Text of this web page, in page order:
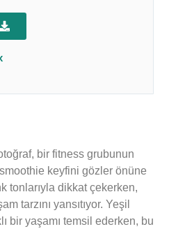
bir fitness grubunun
keyfini gözler önüne
tonlarıyla dikkat çekerken,
tarzını yansıtıyor. Yeşil
bir yaşamı temsil ederken, bu